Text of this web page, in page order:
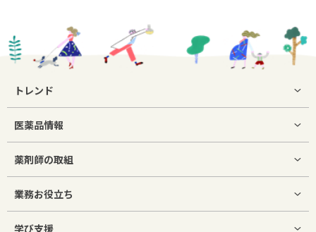
トレンド
医薬品情報
薬剤師の取組
業務お役立ち
学び支援